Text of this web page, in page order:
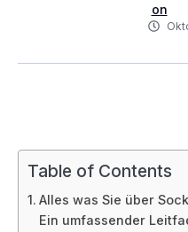
Table of Contents
Alles was Sie über
Ein umfassender